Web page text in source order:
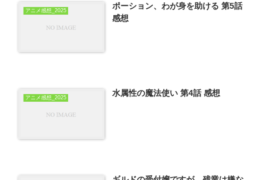
アニメ感想_2025
ポーション、わが身を助ける 第5話
感想
アニメ感想_2025 水属性の魔法使い 第4話 感想